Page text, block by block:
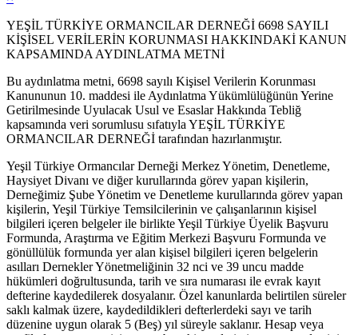
YEŞİL TÜRKİYE ORMANCILAR DERNEĞİ 6698 SAYILI
KİŞİSEL VERİLERİN KORUNMASI HAKKINDAKİ KANUN
KAPSAMINDA AYDINLATMA METNİ
Bu aydınlatma metni, 6698 sayılı Kişisel Verilerin Korunması
Kanununun 10. maddesi ile Aydınlatma Yükümlülüğünün Yerine
Getirilmesinde Uyulacak Usul ve Esaslar Hakkında Tebliğ
kapsamında veri sorumlusu sıfatıyla YEŞİL TÜRKİYE
ORMANCILAR DERNEĞİ tarafından hazırlanmıştır.
Yeşil Türkiye Ormancılar Derneği Merkez Yönetim, Denetleme,
Haysiyet Divanı ve diğer kurullarında görev yapan kişilerin,
Derneğimiz Şube Yönetim ve Denetleme kurullarında görev yapan
kişilerin, Yeşil Türkiye Temsilcilerinin ve çalışanlarının kişisel
bilgileri içeren belgeler ile birlikte Yeşil Türkiye Üyelik Başvuru
Formunda, Araştırma ve Eğitim Merkezi Başvuru Formunda ve
gönüllülük formunda yer alan kişisel bilgileri içeren belgelerin
asılları Dernekler Yönetmeliğinin 32 nci ve 39 uncu madde
hükümleri doğrultusunda, tarih ve sıra numarası ile evrak kayıt
defterine kaydedilerek dosyalanır. Özel kanunlarda belirtilen süreler
saklı kalmak üzere, kaydedildikleri defterlerdeki sayı ve tarih
düzenine uygun olarak 5 (Beş) yıl süreyle saklanır. Hesap veya